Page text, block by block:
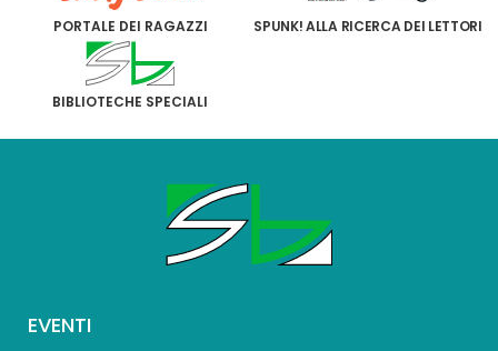
PORTALE DEI RAGAZZI SPUNK! ALLA RICERCA DEI LETTORI
BIBLIOTECHE SPECIALI
EVENTI